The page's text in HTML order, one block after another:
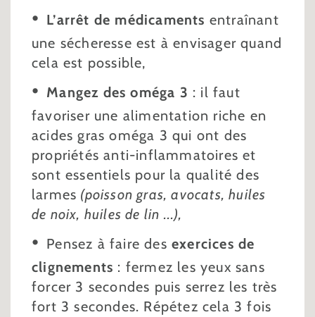
L’arrêt de médicaments entraînant
une sécheresse est à envisager quand
cela est possible,
Mangez des oméga 3 : il faut
favoriser une alimentation riche en
acides gras oméga 3 qui ont des
propriétés anti-inflammatoires et
sont essentiels pour la qualité des
larmes (poisson gras, avocats, huiles
de noix, huiles de lin ...),
Pensez à faire desexercices de
clignements : fermez les yeux sans
forcer 3 secondes puis serrez les très
fort 3 secondes. Répétez cela 3 fois